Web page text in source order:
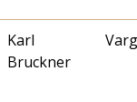
Karl
Bruckner